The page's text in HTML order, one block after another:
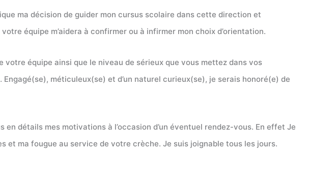
ma décision de guider mon cursus scolaire dans cette direction et
équipe m’aidera à confirmer ou à infirmer mon choix d’orientation.
votre équipe ainsi que le niveau de sérieux que vous mettez dans vos
méticuleux(se) et d’un naturel curieux(se), je serais honoré(e) de
détails mes motivations à l’occasion d’un éventuel rendez-vous. En effet Je
ma fougue au service de votre crèche. Je suis joignable tous les jours.